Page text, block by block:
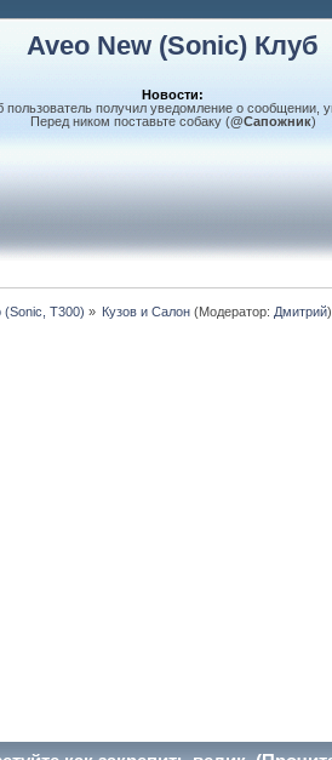
Aveo New (Sonic) Клуб
Новости:
пользователь получил уведомление о сообщении,
Перед ником поставьте собаку (@Сапожник)
T300) » Кузов и Салон(Модератор: Дмитрий